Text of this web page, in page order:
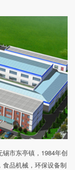
市东亭镇，1984年创
品机械，环保设备制